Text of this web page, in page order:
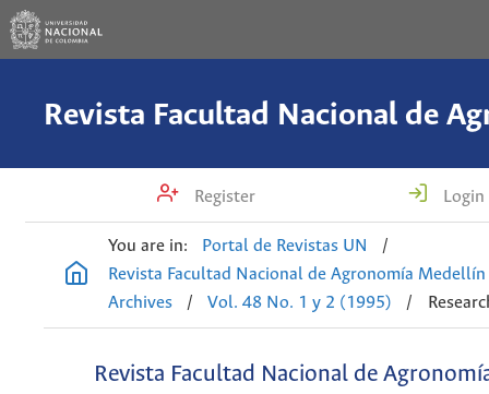
Register Login
You are in: Portal de Revistas UN
/
Revista Facultad Nacional de Agronomía Medellín
Archives
/ Vol. 48 No. 1 y 2 (1995) /
Revista Facultad Nacional de